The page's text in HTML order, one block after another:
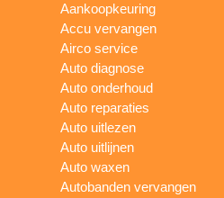
Aankoopkeuring
Accu vervangen
Airco service
Auto diagnose
Auto onderhoud
Auto reparaties
Auto uitlezen
Auto uitlijnen
Auto waxen
Autobanden vervangen